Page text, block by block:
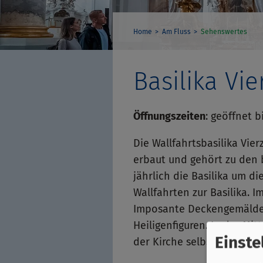
Home Am Fluss Sehenswertes
Basilika
Öffnungszeiten: geöffnet
Die Wallfahrtsbasilika
erbaut und gehört zu den
jährlich die Basilika um
Wallfahrten zur Basilika.
Imposante
Heiligenfiguren. In der
der Kirche selbst. Der